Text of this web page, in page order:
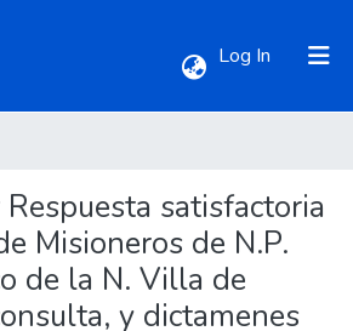
Log In (current)
satisfactoria
Misioneros de N.P.
de la N. Villa de
y dictamenes